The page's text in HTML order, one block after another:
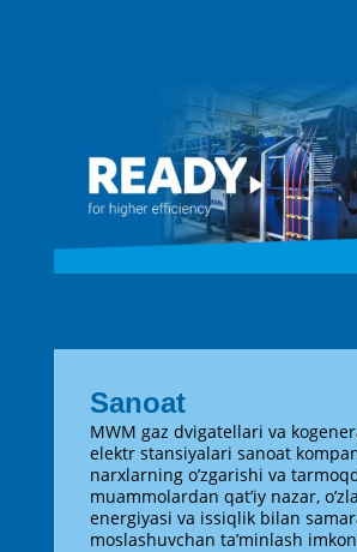
Sanoat
MWM gaz dvigatellari va
elektr stansiyalari sanoat
narxlarning o’zgarishi va
muammolardan qat’iy nazar,
energiyasi va issiqlik bilan
moslashuvchan ta’minlash